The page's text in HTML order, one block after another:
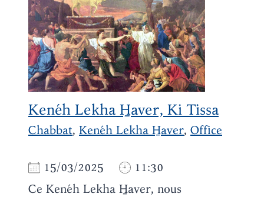
Kenéh Lekha H̱aver, Ki Tissa
Chabbat, Kenéh Lekha H̱aver, Office
15/03/2025
11:30
Ce Kenéh Lekha H̱aver, nous